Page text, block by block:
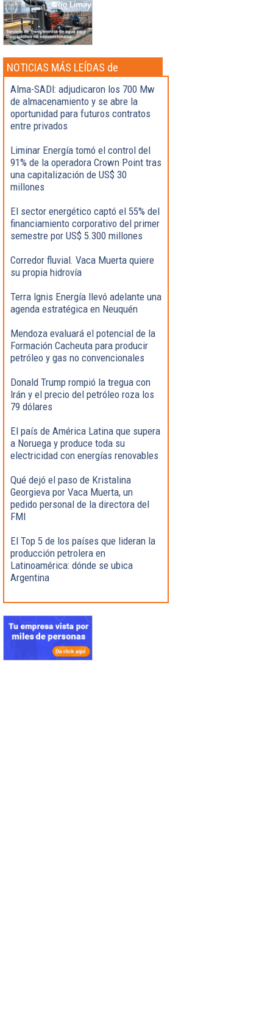
NOTICIAS MÁS LEÍDAS de
Actualidad
Alma-SADI: adjudicaron los 700 Mw
de almacenamiento y se abre la
oportunidad para futuros contratos
entre privados
Liminar Energía tomó el control del
91% de la operadora Crown Point tras
una capitalización de US$ 30
millones
El sector energético captó el 55% del
financiamiento corporativo del primer
semestre por US$ 5.300 millones
Corredor fluvial. Vaca Muerta quiere
su propia hidrovía
Terra Ignis Energía llevó adelante una
agenda estratégica en Neuquén
Mendoza evaluará el potencial de la
Formación Cacheuta para producir
petróleo y gas no convencionales
Donald Trump rompió la tregua con
Irán y el precio del petróleo roza los
79 dólares
El país de América Latina que supera
a Noruega y produce toda su
electricidad con energías renovables
Qué dejó el paso de Kristalina
Georgieva por Vaca Muerta, un
pedido personal de la directora del
FMI
El Top 5 de los países que lideran la
producción petrolera en
Latinoamérica: dónde se ubica
Argentina